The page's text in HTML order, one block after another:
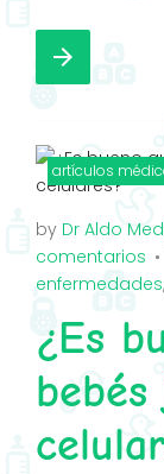
a
c
b
o
o
k
w
i
t
e
r
o
o
l
e
+
n
s
a
g
r
a
m
arrow_forward
artículos
by Dr Aldo
comentarios
enfermedades,
¿Es